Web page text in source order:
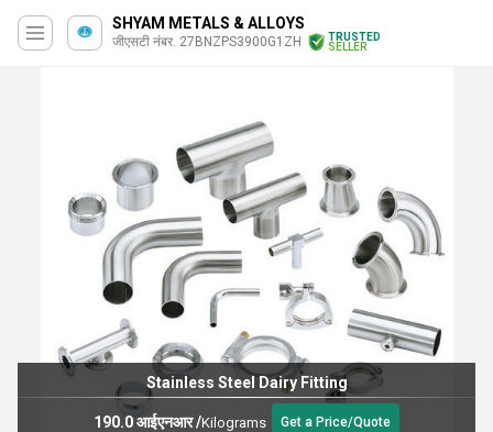
SHYAM METALS & ALLOYS
जीएसटी नंबर. 27BNZPS3900G1ZH
TRUSTED
SELLER
Stainless Steel Dairy Fitting
190.0 आईएनआर/Kilograms Get a Price/Quote